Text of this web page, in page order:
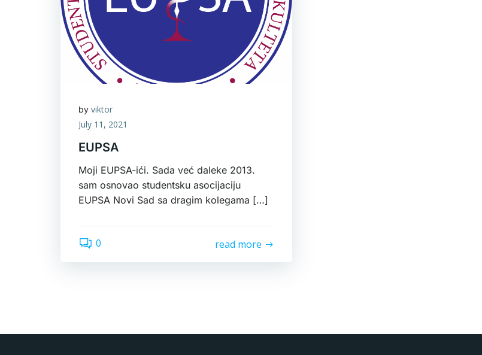
by viktor
July 11, 2021
EUPSA
Moji EUPSA-ići. Sada već daleke 2013.
sam osnovao studentsku asocijaciju
EUPSA Novi Sad sa dragim kolegama […]
0 read more